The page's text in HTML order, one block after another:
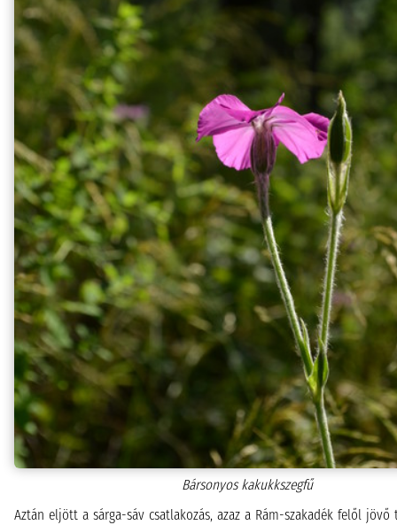
Bársonyos kakukkszegfű
Aztán eljött a sárga-sáv csatlakozás, azaz a Rám-szakadék felől